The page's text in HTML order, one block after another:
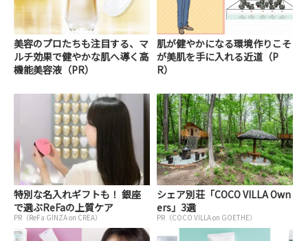
美容のプロたちも注目する、マ
ルチ効果で健やかな肌へ導く高
機能美容液（PR）
肌が健やかになる環境作りこそ
が美肌を手に入れる近道（P
R）
特別な名入れギフトも！ 銀座
で選ぶReFaの上質ケア
PR（ReFa GINZA on CREA）
シェア別荘「COCO VILLA Own
ers」3選
PR（COCO VILLA on GOETHE）